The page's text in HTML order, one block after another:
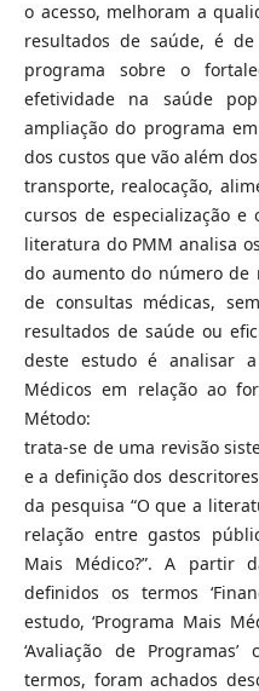
o acesso, melhoram a
resultados de saúde, é
programa sobre o
efetividade na saúde
ampliação do programa
dos custos que vão além
transporte, realocação,
cursos de especialização
literatura do PMM analisa
do aumento do número de
de consultas médicas,
resultados de saúde ou
deste estudo é analisar
Médicos em relação ao
Método:
trata-se de uma revisão
e a definição dos
da pesquisa “O que a
relação entre gastos
Mais Médico?”. A partir
definidos os termos
estudo, ‘Programa Mais
‘Avaliação de
termos, foram achados